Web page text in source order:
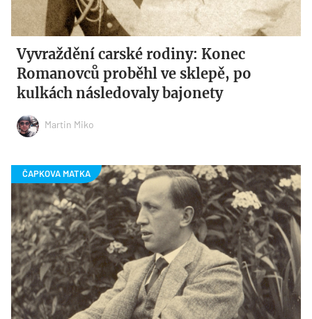
Vyvraždění carské rodiny: Konec
Romanovců proběhl ve sklepě, po
kulkách následovaly bajonety
Martin Miko